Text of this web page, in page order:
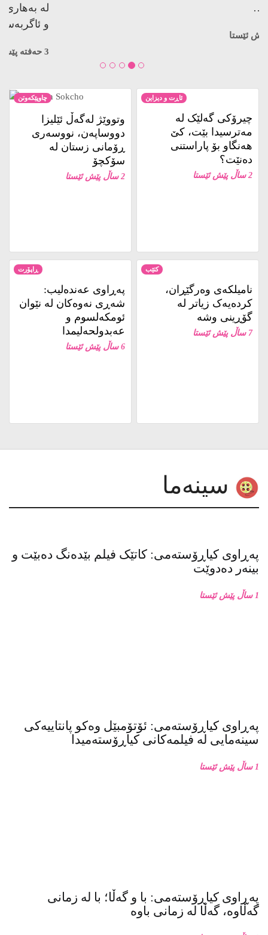
کوژراوە…
3 حەفتە پێش ئێستا
وتووێژ لەگەڵ ئێلیزا
دووساپەن، نووسەری
ڕۆمانی زستان لە
سۆکچۆ
2 ساڵ پێش ئێستا
چیرۆکی گەلێک لە
مەترسیدا بێت، کێ
هەنگاو بۆ پاراستنی
دەنێت؟
2 ساڵ پێش ئێستا
ڕاپۆرت
شەڕی نەوەکان لە نێوان
ئومکەلسوم و
عەبدولحەلیمدا
6 ساڵ پێش ئێستا
کتێب
کردەیەک زیاتر لە
گۆڕینی وشە
7 ساڵ پێش ئێستا
بینەر دەدوێت
سینەمایی لە فیلمەکانی کیاڕۆستەمیدا
گەڵاوە، گەڵا لە زمانی باوە